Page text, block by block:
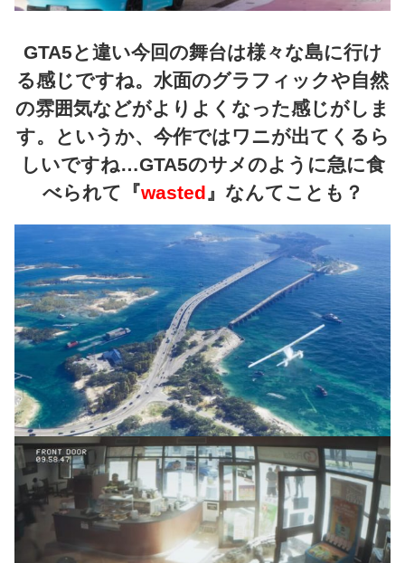
GTA5と違い今回の舞台は様々な島に行け
る感じですね。水面のグラフィックや自然
の雰囲気などがよりよくなった感じがしま
す。というか、今作ではワニが出てくるら
しいですね…GTA5のサメのように急に食
べられて『wasted』なんてことも？